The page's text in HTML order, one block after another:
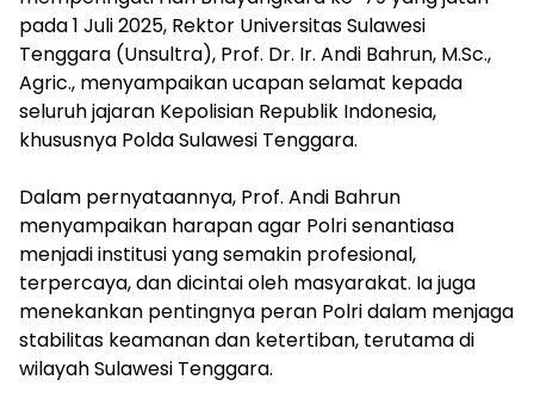
pada 1 Juli 2025, Rektor Universitas Sulawesi
Tenggara (Unsultra), Prof. Dr. Ir. Andi Bahrun, M.Sc.,
Agric., menyampaikan ucapan selamat kepada
seluruh jajaran Kepolisian Republik Indonesia,
khususnya Polda Sulawesi Tenggara.
Dalam pernyataannya, Prof. Andi Bahrun
menyampaikan harapan agar Polri senantiasa
menjadi institusi yang semakin profesional,
terpercaya, dan dicintai oleh masyarakat. Ia juga
menekankan pentingnya peran Polri dalam menjaga
stabilitas keamanan dan ketertiban, terutama di
wilayah Sulawesi Tenggara.